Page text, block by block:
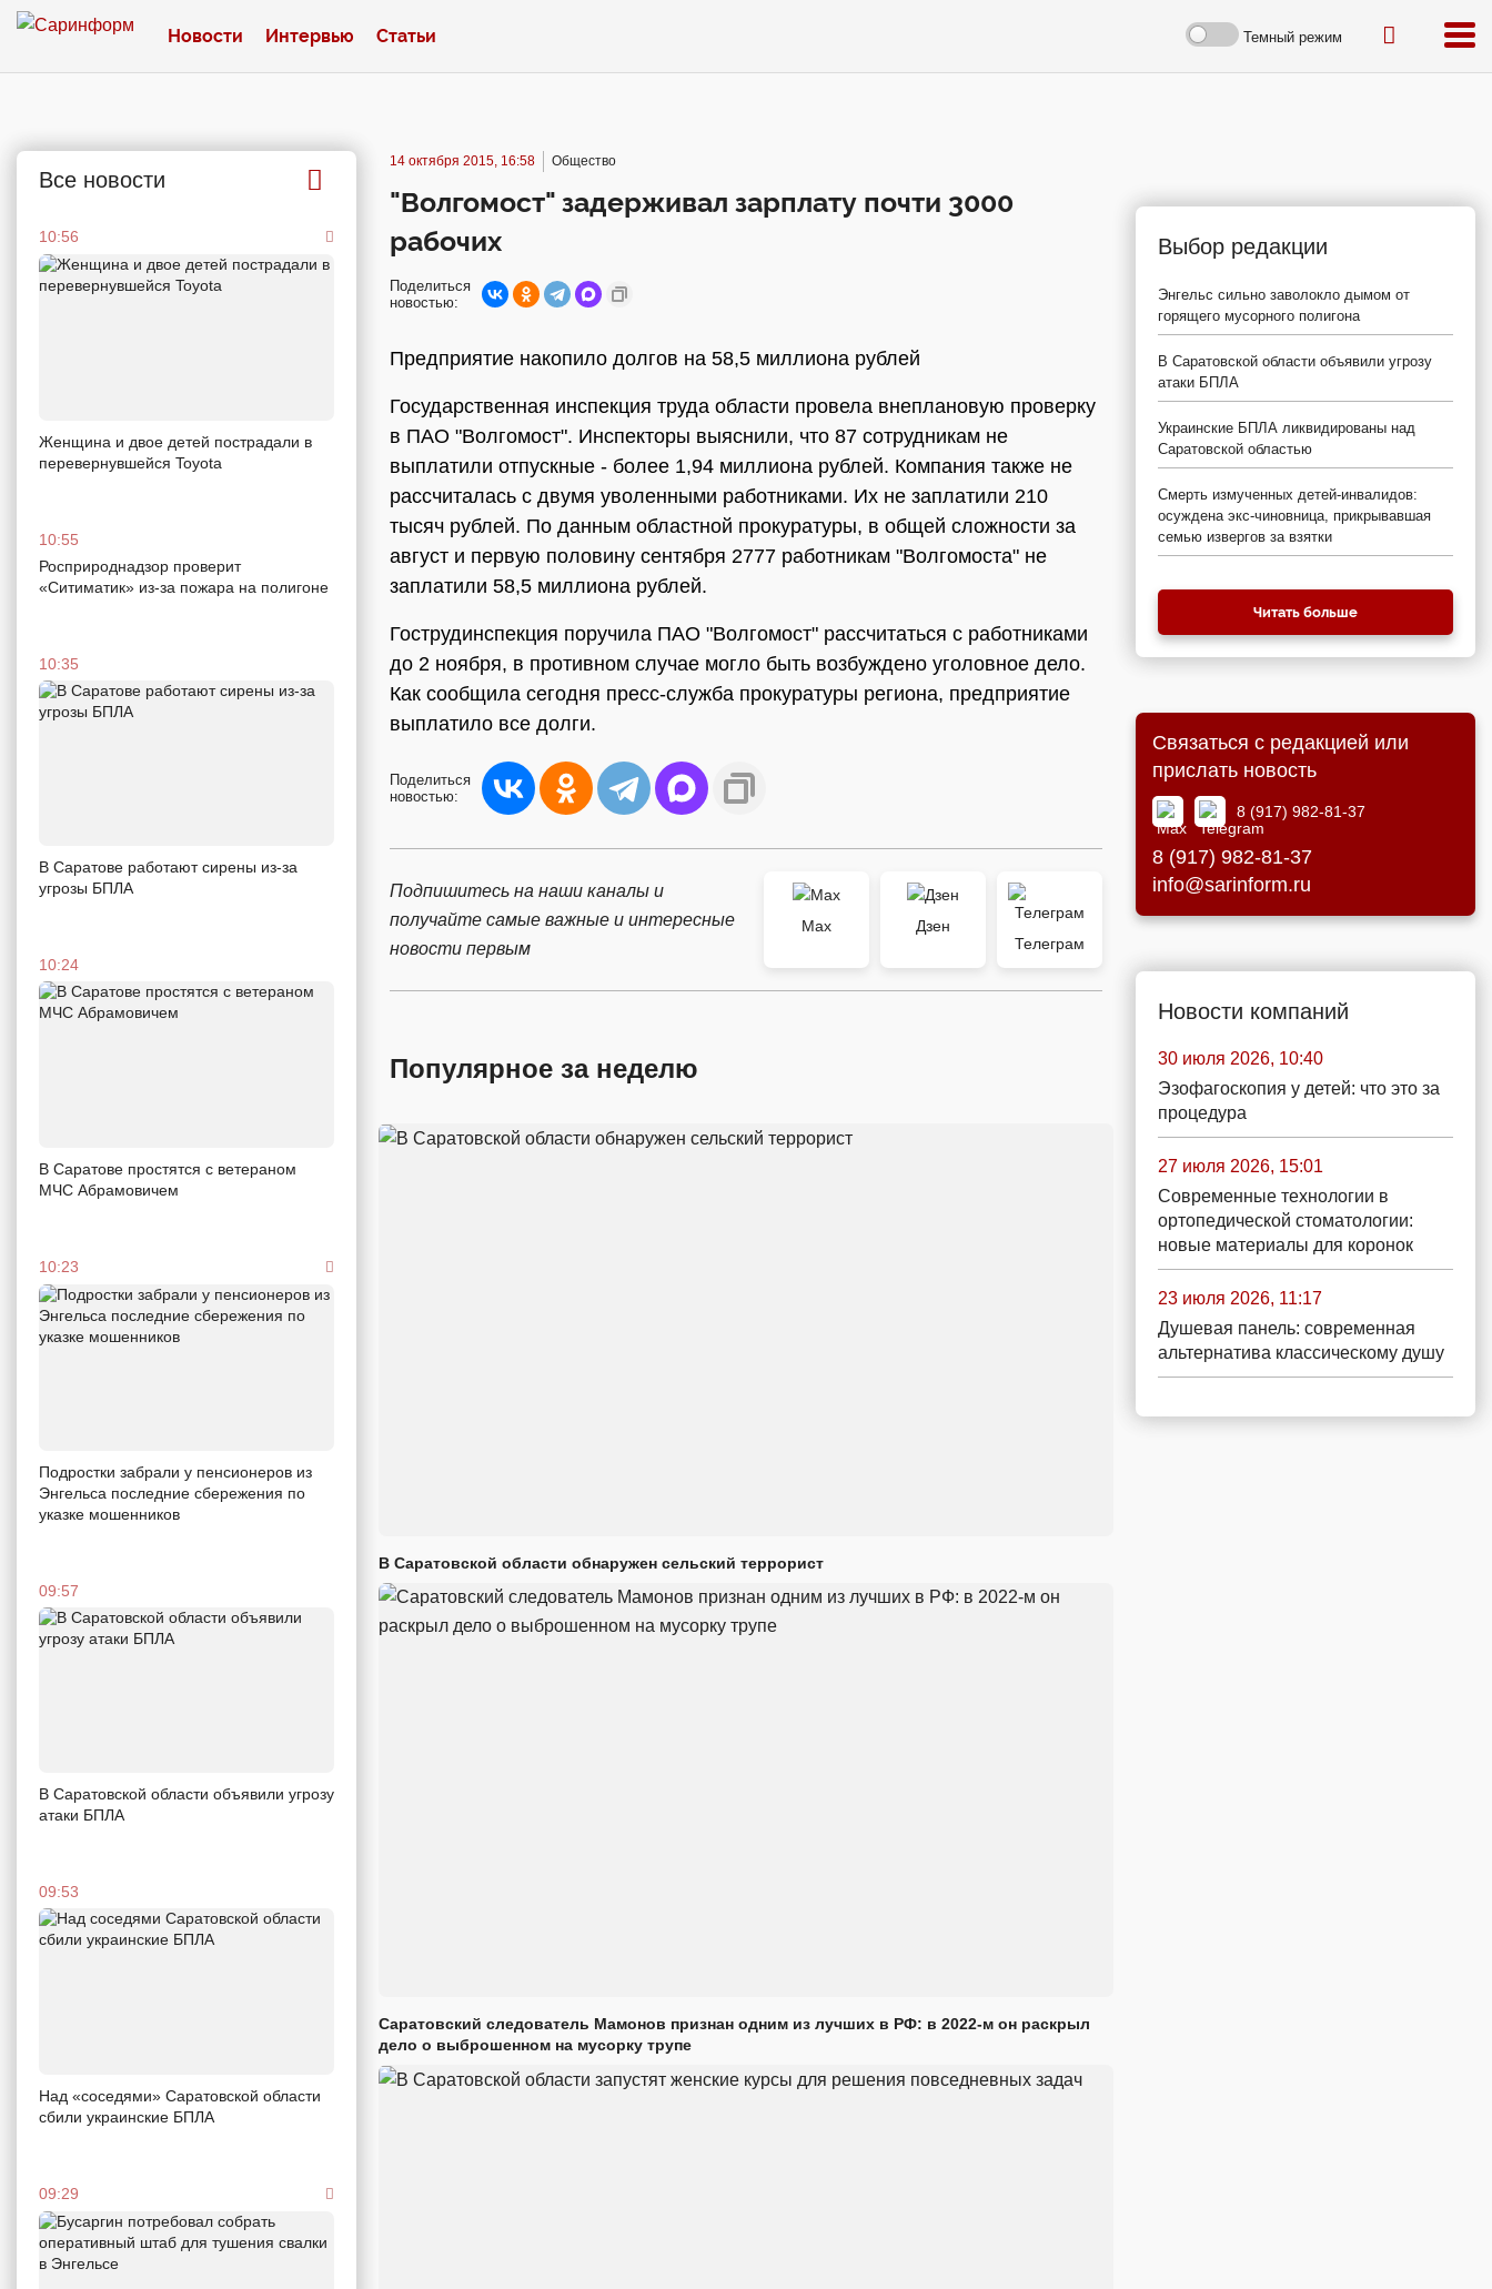
Новости Интервью Статьи Темный режим
Все новости
10:56
Женщина и двое детей пострадали в
перевернувшейся Toyota
10:55
Росприроднадзор проверит
«Ситиматик» из-за пожара на полигоне
10:35
В Саратове работают сирены из-за
угрозы БПЛА
10:24
В Саратове простятся с ветераном
МЧС Абрамовичем
10:23
Подростки забрали у пенсионеров из
Энгельса последние сбережения по
указке мошенников
09:57
В Саратовской области объявили угрозу
атаки БПЛА
09:53
Над «соседями» Саратовской области
сбили украинские БПЛА
09:29
14 октября 2015, 16:58 Общество
"Волгомост" задерживал зарплату почти 3000
рабочих
Поделиться
новостью:
Предприятие накопило долгов на 58,5 миллиона рублей
Государственная инспекция труда области провела внеплановую проверку
в ПАО "Волгомост". Инспекторы выяснили, что 87 сотрудникам не
выплатили отпускные - более 1,94 миллиона рублей. Компания также не
рассчиталась с двумя уволенными работниками. Их не заплатили 210
тысяч рублей. По данным областной прокуратуры, в общей сложности за
август и первую половину сентября 2777 работникам "Волгомоста" не
заплатили 58,5 миллиона рублей.
Гострудинспекция поручила ПАО "Волгомост" рассчитаться с работниками
до 2 ноября, в противном случае могло быть возбуждено уголовное дело.
Как сообщила сегодня пресс-служба прокуратуры региона, предприятие
выплатило все долги.
Поделиться
новостью:
Подпишитесь на наши каналы и
получайте самые важные и интересные
новости первым
Max
Дзен
Телеграм
Популярное за неделю
В Саратовской области обнаружен сельский террорист
Саратовский следователь Мамонов признан одним из лучших в РФ: в 2022-м он раскрыл
дело о выброшенном на мусорку трупе
Выбор редакции
Энгельс сильно заволокло дымом от
горящего мусорного полигона
В Саратовской области объявили угрозу
атаки БПЛА
Украинские БПЛА ликвидированы над
Саратовской областью
Смерть измученных детей-инвалидов:
осуждена экс-чиновница, прикрывавшая
семью извергов за взятки
Читать больше
Связаться с редакцией или
прислать новость
8 (917) 982-81-37
8 (917) 982-81-37
info@sarinform.ru
Новости компаний
30 июля 2026, 10:40
Эзофагоскопия у детей: что это за
процедура
27 июля 2026, 15:01
Современные технологии в
ортопедической стоматологии:
новые материалы для коронок
23 июля 2026, 11:17
Душевая панель: современная
альтернатива классическому душу